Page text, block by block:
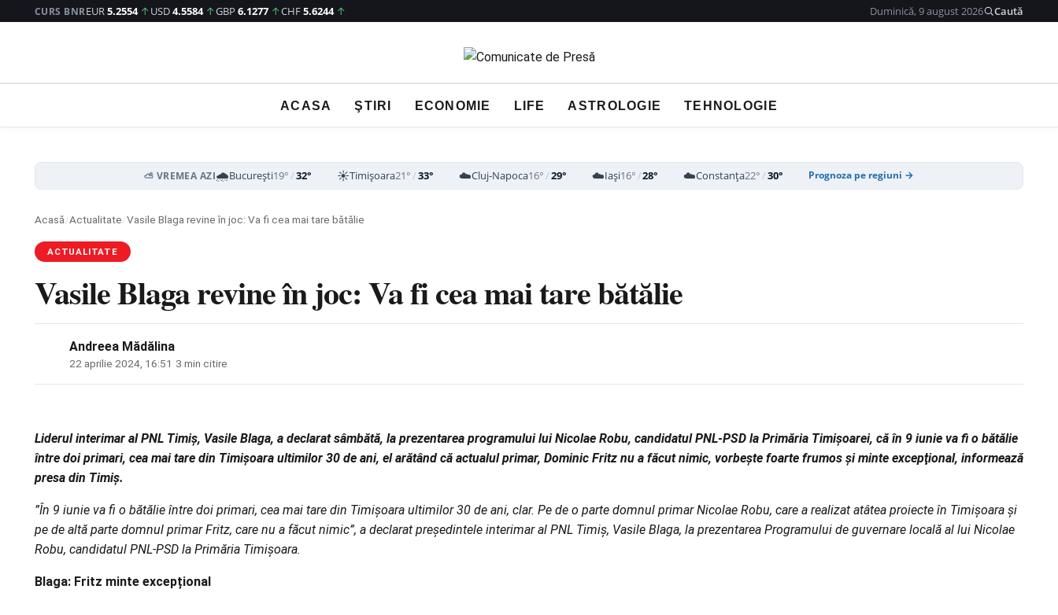
CURS BNR EUR5.2554 ↑USD4.5584 ↑GBP 6.1277 ↑CHF5.6244 ↑ Duminică, 9 august 2026 Caută
ACASA ŞTIRI ECONOMIE LIFE ASTROLOGIE TEHNOLOGIE
⛅ VREMEA AZI🌧️București19°/32° ☀️Timișoara21°/33° ☁️Cluj-Napoca16°/29° ☁️Iași16°/28° ☁️Constanța22°/30° Prognoza pe regiuni →
Acasă/Actualitate/Vasile Blaga revine în joc: Va fi cea mai tare bătălie
ACTUALITATE
Vasile Blaga revine în joc: Va fi cea mai tare bătălie
Andreea Mădălina
22 aprilie 2024, 16:51 3 min citire
Liderul interimar al PNL Timiş, Vasile Blaga, a declarat sâmbătă, la prezentarea programului lui Nicolae Robu, candidatul PNL-PSD la Primăria Timişoarei, că în 9 iunie va fi o bătălie
între doi primari, cea mai tare din Timişoara ultimilor 30 de ani, el arătând că actualul primar, Dominic Fritz nu a făcut nimic, vorbeşte foarte frumos şi minte excepţional, informează
presa din Timiș.
”În 9 iunie va fi o bătălie între doi primari, cea mai tare din Timişoara ultimilor 30 de ani, clar. Pe de o parte domnul primar Nicolae Robu, care a realizat atâtea proiecte în Timişoara şi
pe de altă parte domnul primar Fritz, care nu a făcut nimic”, a declarat preşedintele interimar al PNL Timiş, Vasile Blaga, la prezentarea Programului de guvernare locală al lui Nicolae
Robu, candidatul PNL-PSD la Primăria Timişoara.
Blaga: Fritz minte excepțional